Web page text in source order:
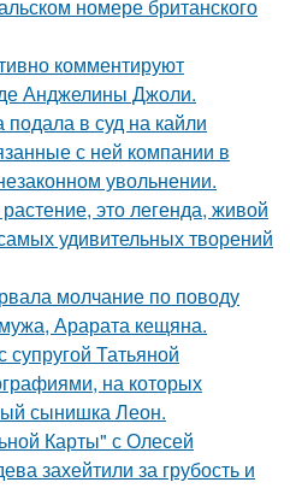
номере британского
комментируют
Анджелины Джоли.
в суд на кайли
с ней компании в
увольнении.
это легенда, живой
удивительных творений
молчание по поводу
Арарата кещяна.
супругой Татьяной
на которых
сынишка Леон.
Карты" с Олесей
захейтили за грубость и